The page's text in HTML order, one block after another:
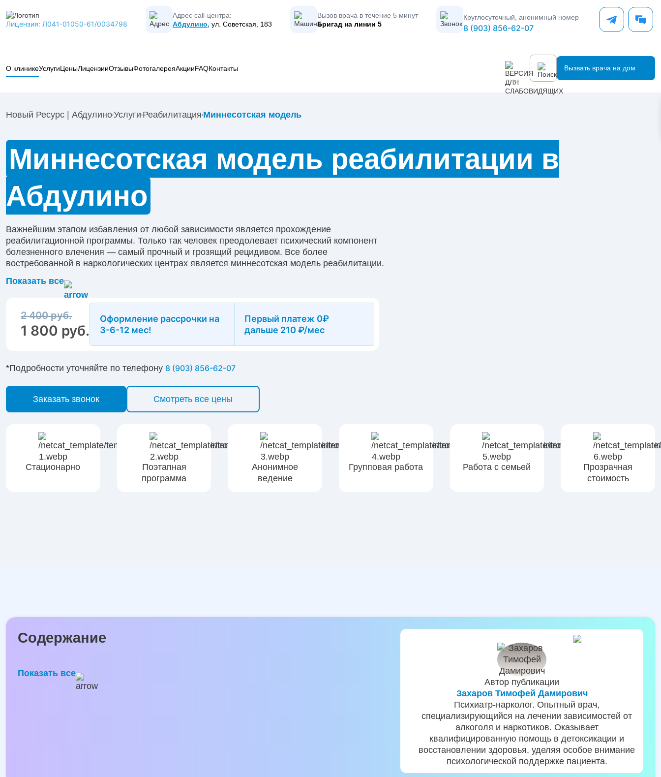
Лицензия: Л041-01050-61/0034798
Адрес call-центра:
Абдулино, ул. Советская, 183
Вызов врача в течение 5 минут
Бригад на линии 5
Круглосуточный, анонимный номер
8 (903) 856-62-07
О клинике
Коды МКБ-10 в наркологии
Услуги
Кодирование от алкоголизма
Психиатрия
Реабилитация
Капельницы
ЦеныЛицензииОтзывыФотогалереяАкцииFAQКонтакты Вызвать врача на дом
Новый Ресурс | АбдулиноУслуги Реабилитация Миннесотская модель
Миннесотская модель реабилитации в
Абдулино
Важнейшим этапом избавления от любой зависимости является прохождение
реабилитационной программы. Только так человек преодолевает психический компонент
болезненного влечения — самый прочный и грозящий рецидивом. Все более
востребованной в наркологических центрах является миннесотская модель реабилитации.
вызывает недоверия и отрицания. В клинике «Новый Ресурс» в Абдулино программа уже
помогла многим пациентам вернуться к полноценной здоровой жизни.
Показать все
2 400 руб.
1 800 руб.
Оформление рассрочки на
3-6-12 мес!
Первый платеж 0₽
дальше 210 ₽/мес
*Подробности уточняйте по телефону 8 (903) 856-62-07
Заказать звонок Смотреть все цены
Стационарно
Поэтапная
программа
Анонимное
ведение
Групповая работа Работа с семьей
Прозрачная
стоимость
Содержание
Показать все
Автор публикации
Захаров Тимофей Дамирович
Психиатр-нарколог. Опытный врач,
специализирующийся на лечении зависимостей от
алкоголя и наркотиков. Оказывает
квалифицированную помощь в детоксикации и
восстановлении здоровья, уделяя особое внимание
психологической поддержке пациента.